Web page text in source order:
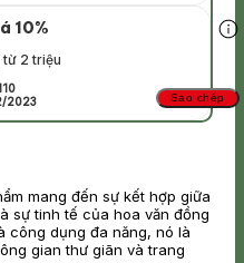
10%
2 triệu
2023 Sao chép
mang đến sự kết hợp giữa
sự tinh tế của hoa văn đồng
công dụng đa năng, nó là
gian thư giãn và trang